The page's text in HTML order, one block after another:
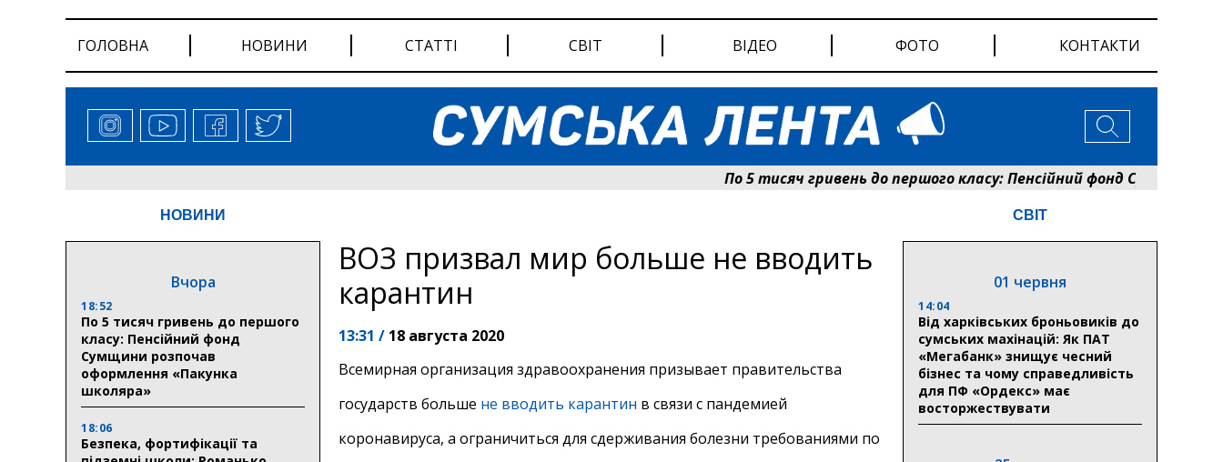
ГОЛОВНА НОВИНИ СТАТТІ СВІТ ВІДЕО ФОТО КОНТАКТИ
По 5 тисяч гривень до першого класу: Пенсійний фонд Сумщини
НОВИНИ
Вчора
18:52
По 5 тисяч гривень до першого
класу: Пенсійний фонд
Сумщини розпочав
оформлення «Пакунка
школяра»
18:06
Безпека, фортифікації та
ВОЗ призвал мир больше не вводить
карантин
13:31 / 18 августа 2020
Всемирная организация здравоохранения призывает правительства
государств больше не вводить карантин в связи с пандемией
коронавируса, а ограничиться для сдерживания болезни требованиями по
СВІТ
01 червня
14:04
Від харківських броньовиків до
сумських махінацій: Як ПАТ
«Мегабанк» знищує чесний
бізнес та чому справедливість
для ПФ «Ордекс» має
восторжествувати